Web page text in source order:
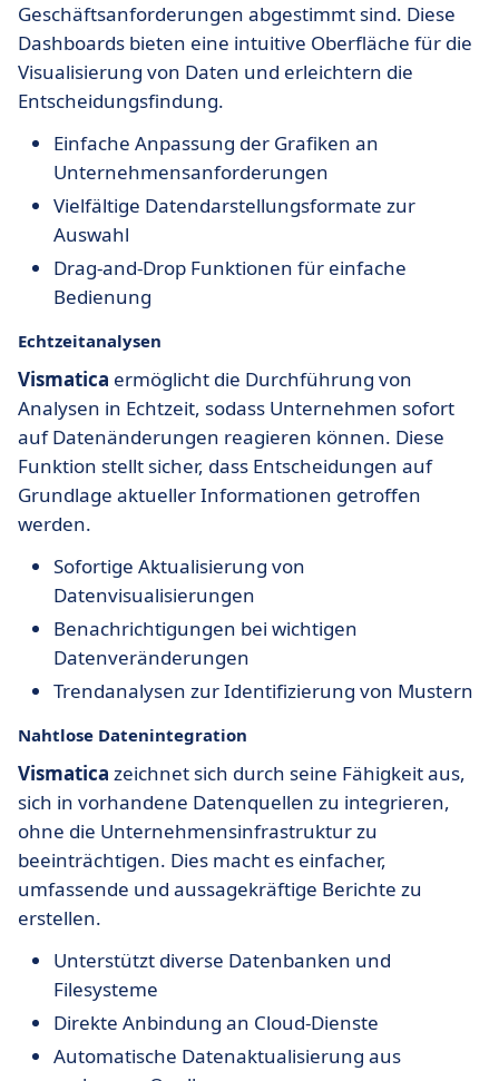
Geschäftsanforderungen abgestimmt sind. Diese
Dashboards bieten eine intuitive Oberfläche für die
Visualisierung von Daten und erleichtern die
Entscheidungsfindung.
Einfache Anpassung der Grafiken an
Unternehmensanforderungen
Vielfältige Datendarstellungsformate zur
Auswahl
Drag-and-Drop Funktionen für einfache
Bedienung
Echtzeitanalysen
Vismatica ermöglicht die Durchführung von
Analysen in Echtzeit, sodass Unternehmen sofort
auf Datenänderungen reagieren können. Diese
Funktion stellt sicher, dass Entscheidungen auf
Grundlage aktueller Informationen getroffen
werden.
Sofortige Aktualisierung von
Datenvisualisierungen
Benachrichtigungen bei wichtigen
Datenveränderungen
Trendanalysen zur Identifizierung von Mustern
Nahtlose Datenintegration
Vismatica zeichnet sich durch seine Fähigkeit aus,
sich in vorhandene Datenquellen zu integrieren,
ohne die Unternehmensinfrastruktur zu
beeinträchtigen. Dies macht es einfacher,
umfassende und aussagekräftige Berichte zu
erstellen.
Unterstützt diverse Datenbanken und
Filesysteme
Direkte Anbindung an Cloud-Dienste
Automatische Datenaktualisierung aus